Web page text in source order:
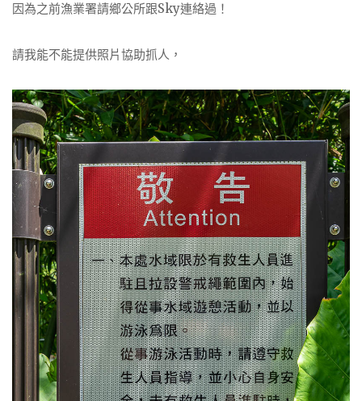
因為之前漁業署請鄉公所跟Sky連絡過！
請我能不能提供照片協助抓人，